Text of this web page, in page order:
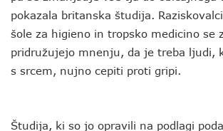
pokazala britanska študija.
šole za higieno in tropsko medicino se
pridružujejo mnenju, da je treba ljudi,
s srcem, nujno cepiti proti gripi.
Študija, ki so jo opravili na podlagi